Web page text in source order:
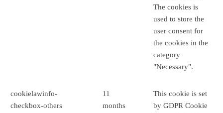
The cookies is
used to store the
user consent for
the cookies in the
category
"Necessary".
cookielawinfo-
checkbox-others
11
months
This cookie is set
by GDPR Cookie